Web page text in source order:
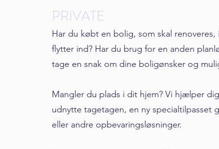
PRIVATE
Har du købt en bolig, som skal renoveres,
flytter ind? Har du brug for en anden
tage en snak om dine boligønsker og
Mangler du plads i dit hjem? Vi hjælper
udnytte tagetagen, en ny specialtilpasset
eller andre opbevaringsløsninger.